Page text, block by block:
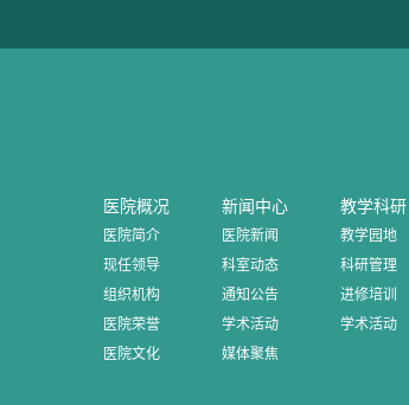
医院概况
医院简介
现任领导
组织机构
医院荣誉
医院文化
新闻中心
医院新闻
科室动态
通知公告
学术活动
媒体聚焦
教学科研
教学园地
科研管理
进修培训
学术活动